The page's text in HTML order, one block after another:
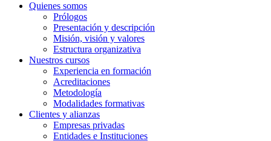
Quienes somos
Prólogos
Presentación y descripción
Misión, visión y valores
Estructura organizativa
Nuestros cursos
Experiencia en formación
Acreditaciones
Metodología
Modalidades formativas
Clientes y alianzas
Empresas privadas
Entidades e Instituciones